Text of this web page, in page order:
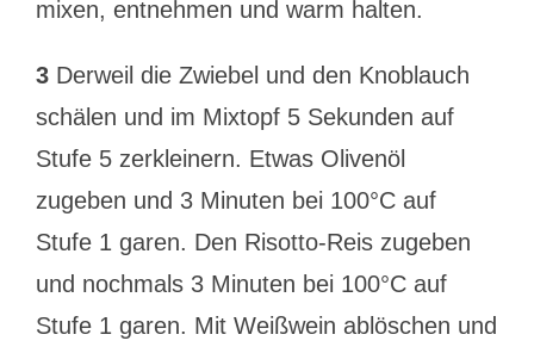
mixen, entnehmen und warm halten.
3Derweil die Zwiebel und den Knoblauch
schälen und im Mixtopf 5 Sekunden auf
Stufe 5 zerkleinern. Etwas Olivenöl
zugeben und 3 Minuten bei 100°C auf
Stufe 1 garen. Den Risotto-Reis zugeben
und nochmals 3 Minuten bei 100°C auf
Stufe 1 garen. Mit Weißwein ablöschen und